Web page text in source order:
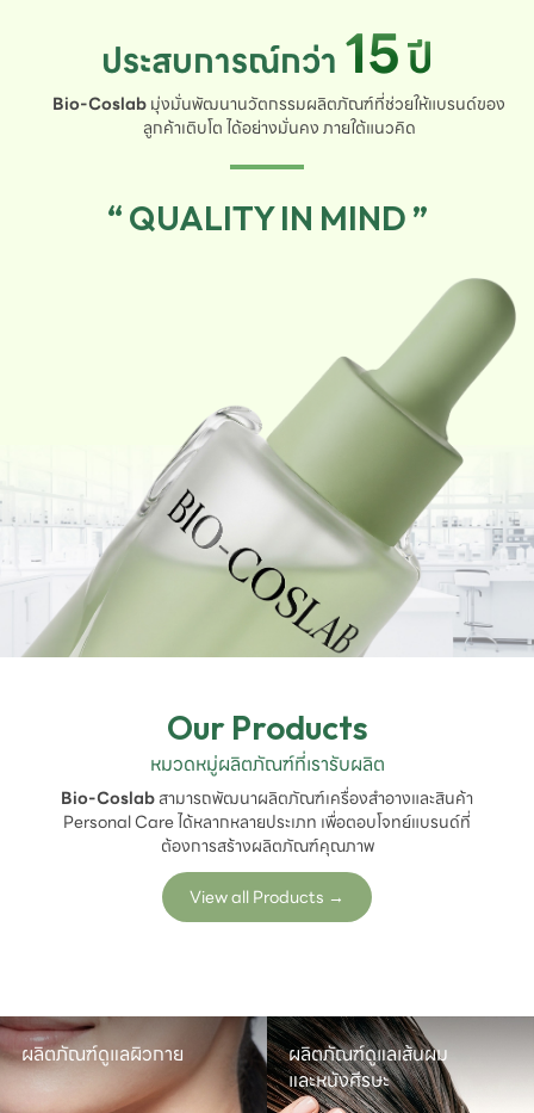
ประสบการณ์กว่า 15ปี
Bio-Coslabมุ่งมั่นพัฒนานวัตกรรมผลิตภัณฑ์ที่ช่วยให้แบรนด์ของ
ลูกค้าเติบโต ได้อย่างมั่นคง ภายใต้แนวคิด
“ QUALITY IN MIND ”
Our Products
หมวดหมู่ผลิตภัณฑ์ที่เรารับผลิต
Bio-Coslabสามารถพัฒนาผลิตภัณฑ์เครื่องสำอางและสินค้า
Personal Care ได้หลากหลายประเภท เพื่อตอบโจทย์แบรนด์ที่
ต้องการสร้างผลิตภัณฑ์คุณภาพ
View all Products →
ผลิตภัณฑ์ดูแลผิวกาย
ผลิตภัณฑ์ดูแลเส้นผม
และหนังศีรษะ